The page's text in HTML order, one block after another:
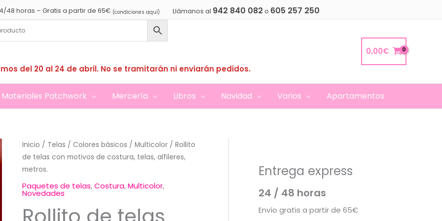
48 horas – Gratis a partir de 65€ (condiciones aquí) Llámanos al 942 840 082 o 605 257 250
del 20 al 24 de abril. No se tramitarán ni enviarán pedidos.
0,00€
Materiales Patchwork Mercería Libros Navidad Varios Apartamentos
Inicio / Telas / Colores básicos / Multicolor/ Rollito
de telas con motivos de costura, telas, alfileres,
metros.
Paquetes de telas,Costura,Multicolor,
Novedades
Entrega express
24 / 48 horas
Envío gratis a partir de 65€